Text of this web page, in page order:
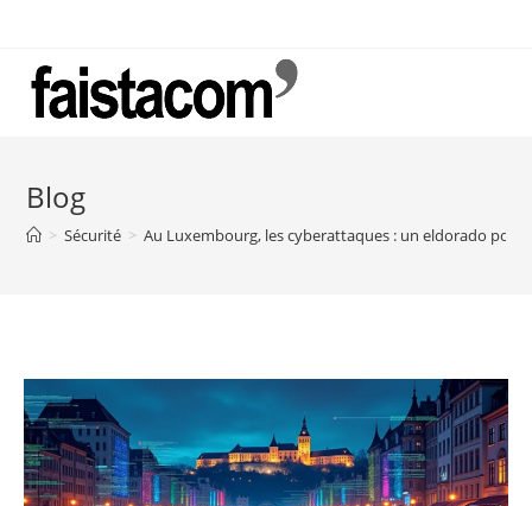
content
Blog
> Sécurité > Au Luxembourg, les cyberattaques : un eldorado pour